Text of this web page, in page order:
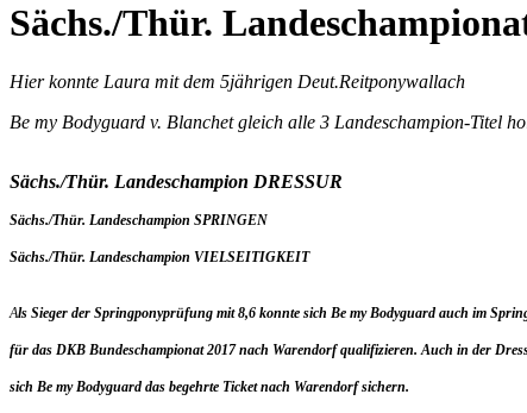
Sächs./Thür.
Hier konnte Laura mit dem 5jährigen Deut.Reitponywallach
Be my Bodyguard v. Blanchet gleich alle 3 Landeschampion-Titel
Sächs./Thür. Landeschampion DRESSUR
Sächs./Thür. Landeschampion SPRINGEN
Sächs./Thür. Landeschampion VIELSEITIGKEIT
Als Sieger der Springponyprüfung mit 8,6 konnte sich Be my Bodyguard auch im
für das DKB Bundeschampionat 2017 nach Warendorf qualifizieren. Auch in der
sich Be my Bodyguard das begehrte Ticket nach Warendorf sichern.